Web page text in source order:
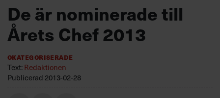
Utbildning för ledare
Chefakademin+
Populära utbildningar
De är nominerade till
Årets Chef 2013
Okategoriserade
Text: Redaktionen
Publicerad 2013-02-28